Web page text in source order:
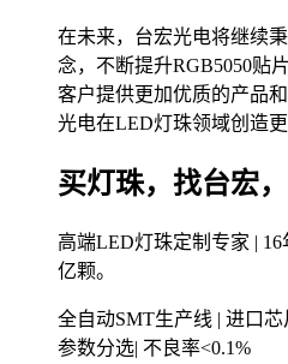
在未来，台宏光电将继续
念，不断提升RGB5050贴
客户提供更加优质的产品
光电在LED灯珠领域创造更
买灯珠，找台宏
高端LED灯珠定制专家 |
亿颗。
全自动SMT生产线 | 进口
参数分选| 不良率<0.1%